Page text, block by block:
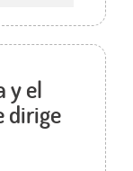
y el
dirige